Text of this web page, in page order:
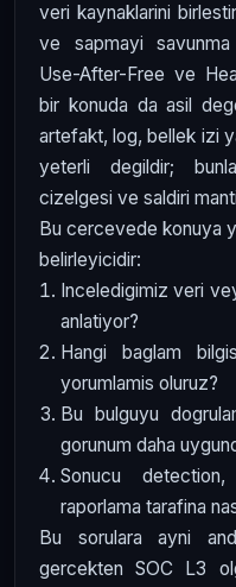
veri kaynaklarini
ve sapmayi
Use-After-Free ve
bir konuda da asil
artefakt, log, bellek izi
yeterli degildir;
cizelgesi ve saldiri
Bu cercevede konuya
belirleyicidir:
Inceledigimiz veri
anlatiyor?
Hangi baglam
yorumlamis oluruz?
Bu bulguyu
gorunum daha
Sonucu
raporlama tarafina
Bu sorulara ayni
gercekten SOC L3